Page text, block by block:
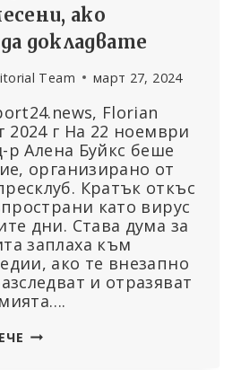
ако
докладвате
Team март 27, 2024
Florian
2024 г На 22 ноември
р Алена Буйкс беше
организирано от
Кратък откъс
като вирус
дни. Става дума за
заплаха към
ако те внезапно
и отразяват
ГЕРМАНИЯ: